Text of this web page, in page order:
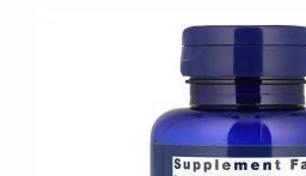
العظام
والمفاصل
المخ
والذاكرة